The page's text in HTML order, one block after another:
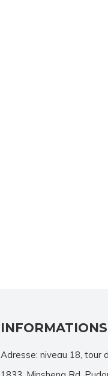
Adresse: niveau 18, tour